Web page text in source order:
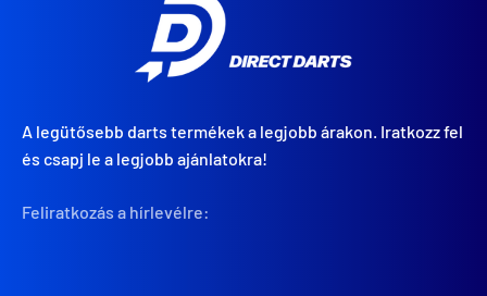
A legütősebb darts termékek a legjobb árakon. Iratkozz fel
és csapj le a legjobb ajánlatokra!
Feliratkozás a hírlevélre: